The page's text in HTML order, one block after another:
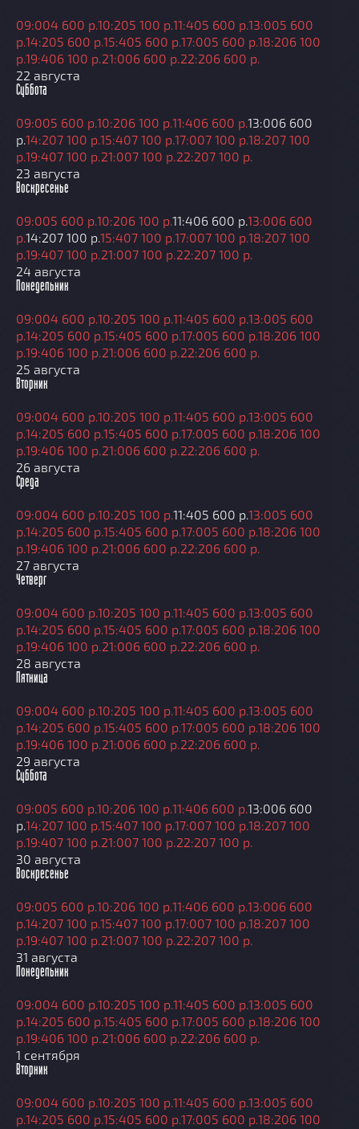
09:004 600 р.10:205 100 р.11:405 600 р.13:005 600
р.14:205 600 р.15:405 600 р.17:005 600 р.18:206 100
р.19:406 100 р. 21:006 600 р. 22:206 600 р.
22 августа
Суббота
09:005 600 р.10:206 100 р.11:406 600 р.13:006 600
р.14:207 100 р.15:407 100 р.17:007 100 р.18:207 100
р.19:407 100 р. 21:007 100 р. 22:207 100 р.
23 августа
Воскресенье
09:005 600 р.10:206 100 р.11:406 600 р.13:006 600
р.14:207 100 р.15:407 100 р.17:007 100 р.18:207 100
р.19:407 100 р. 21:007 100 р. 22:207 100 р.
24 августа
Понедельник
09:004 600 р.10:205 100 р.11:405 600 р.13:005 600
р.14:205 600 р.15:405 600 р.17:005 600 р.18:206 100
р.19:406 100 р. 21:006 600 р. 22:206 600 р.
25 августа
Вторник
09:004 600 р.10:205 100 р.11:405 600 р.13:005 600
р.14:205 600 р.15:405 600 р.17:005 600 р.18:206 100
р.19:406 100 р. 21:006 600 р. 22:206 600 р.
26 августа
Среда
09:004 600 р.10:205 100 р.11:405 600 р.13:005 600
р.14:205 600 р.15:405 600 р.17:005 600 р.18:206 100
р.19:406 100 р. 21:006 600 р. 22:206 600 р.
27 августа
Четверг
09:004 600 р.10:205 100 р.11:405 600 р.13:005 600
р.14:205 600 р.15:405 600 р.17:005 600 р.18:206 100
р.19:406 100 р. 21:006 600 р. 22:206 600 р.
28 августа
Пятница
09:004 600 р.10:205 100 р.11:405 600 р.13:005 600
р.14:205 600 р.15:405 600 р.17:005 600 р.18:206 100
р.19:406 100 р. 21:006 600 р. 22:206 600 р.
29 августа
Суббота
09:005 600 р.10:206 100 р.11:406 600 р.13:006 600
р.14:207 100 р.15:407 100 р.17:007 100 р.18:207 100
р.19:407 100 р. 21:007 100 р. 22:207 100 р.
30 августа
Воскресенье
09:005 600 р.10:206 100 р.11:406 600 р.13:006 600
р.14:207 100 р.15:407 100 р.17:007 100 р.18:207 100
р.19:407 100 р. 21:007 100 р. 22:207 100 р.
31 августа
Понедельник
09:004 600 р.10:205 100 р.11:405 600 р.13:005 600
р.14:205 600 р.15:405 600 р.17:005 600 р.18:206 100
р.19:406 100 р. 21:006 600 р. 22:206 600 р.
1 сентября
Вторник
09:004 600 р.10:205 100 р.11:405 600 р.13:005 600
р.14:205 600 р.15:405 600 р.17:005 600 р.18:206 100